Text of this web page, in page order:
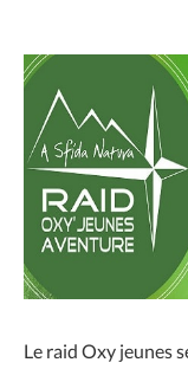
Le raid Oxy jeunes